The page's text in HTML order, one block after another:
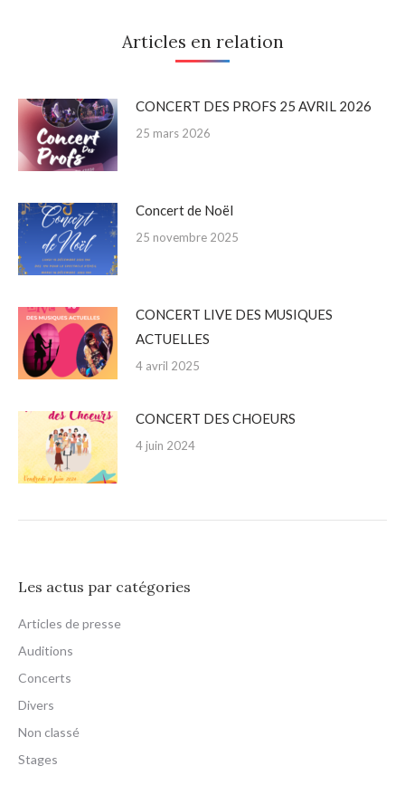
Articles en relation
CONCERT DES PROFS 25 AVRIL 2026
25 mars 2026
Concert de Noël
25 novembre 2025
CONCERT LIVE DES MUSIQUES
ACTUELLES
4 avril 2025
CONCERT DES CHOEURS
4 juin 2024
Les actus par catégories
Articles de presse
Auditions
Concerts
Divers
Non classé
Stages